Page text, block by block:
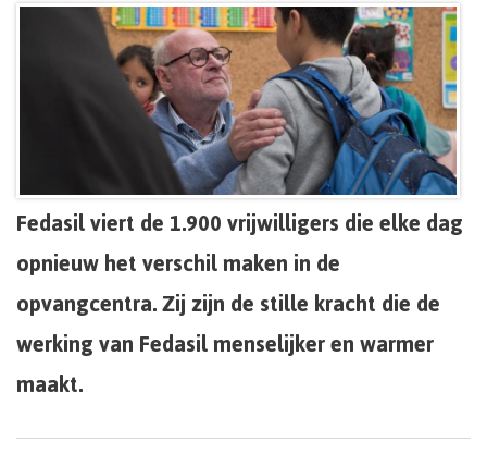
Fedasil viert de 1.900 vrijwilligers die elke dag
opnieuw het verschil maken in de
opvangcentra. Zij zijn de stille kracht die de
werking van Fedasil menselijker en warmer
maakt.